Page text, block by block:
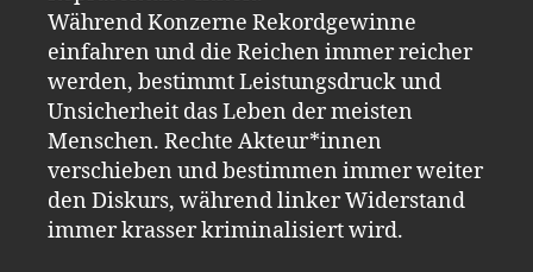
Während Konzerne Rekordgewinne
einfahren und die Reichen immer reicher
werden, bestimmt Leistungsdruck und
Unsicherheit das Leben der meisten
Menschen. Rechte Akteur*innen
verschieben und bestimmen immer weiter
den Diskurs, während linker Widerstand
immer krasser kriminalisiert wird.